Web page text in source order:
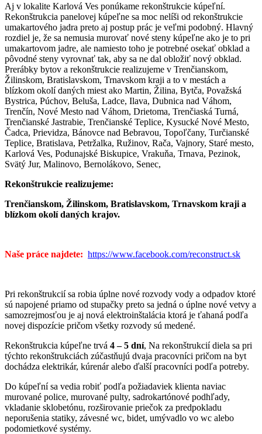
Aj v lokalite Karlová Ves ponúkame rekonštrukcie kúpeľní.
Rekonštrukcia panelovej kúpeľne sa moc nelíši od rekonštrukcie
umakartového jadra preto aj postup prác je veľmi podobný. Hlavný
rozdiel je, že sa nemusia murovať nové steny kúpeľne ako je to pri
umakartovom jadre, ale namiesto toho je potrebné osekať obklad a
pôvodné steny vyrovnať tak, aby sa ne dal obložiť nový obklad.
Prerábky bytov a rekonštrukcie realizujeme v Trenčianskom,
Žilinskom, Bratislavskom, Trnavskom kraji a to v mestách a
blízkom okolí daných miest ako Martin, Žilina, Bytča, Považská
Bystrica, Púchov, Beluša, Ladce, Ilava, Dubnica nad Váhom,
Trenčín, Nové Mesto nad Váhom, Drietoma, Trenčiaská Turná,
Trenčianské Jastrabie, Trenčianské Teplice, Kysucké Nové Mesto,
Čadca, Prievidza, Bánovce nad Bebravou, Topoľčany, Turčianské
Teplice, Bratislava, Petržalka, Ružinov, Rača, Vajnory, Staré mesto,
Karlová Ves, Podunajské Biskupice, Vrakuňa, Trnava, Pezinok,
Svätý Jur, Malinovo, Bernolákovo, Senec,
Rekonštrukcie realizujeme:
Trenčianskom, Žilinskom, Bratislavskom, Trnavskom kraji a
blízkom okolí daných krajov.
Naše práce najdete: https://www.facebook.com/reconstruct.sk
Pri rekonštrukcií sa robia úplne nové rozvody vody a odpadov ktoré
sú napojené priamo od stupačky preto sa jedná o úplne nové vetvy a
samozrejmosťou je aj nová elektroinštalácia ktorá je ťahaná podľa
novej dispozície pričom všetky rozvody sú medené.
Rekonštrukcia kúpeľne trvá 4 – 5 dní, Na rekonštrukcií diela sa pri
týchto rekonštrukciách zúčastňujú dvaja pracovníci pričom na byt
dochádza elektrikár, kúrenár alebo ďalší pracovníci podľa potreby.
Do kúpeľní sa vedia robiť podľa požiadaviek klienta naviac
murované police, murované pulty, sadrokartónové podhľady,
vkladanie sklobetónu, rozširovanie priečok za predpokladu
neporušenia statiky, závesné wc, bidet, umývadlo vo wc alebo
podomietkové systémy.